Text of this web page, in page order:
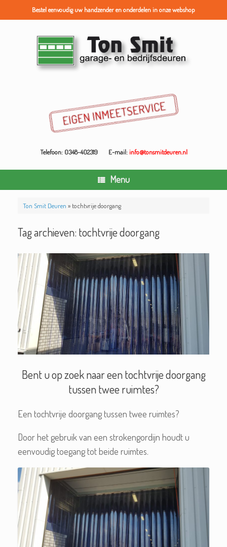
Bestel eenvoudig uw handzender en onderdelen in onze webshop
Telefoon: 0348-402319 E-mail:info@tonsmitdeuren.nl
Menu
Ton Smit Deuren » tochtvrije doorgang
Tag archieven: tochtvrije doorgang
Bent u op zoek naar een tochtvrije doorgang
tussen twee ruimtes?
Een tochtvrije doorgang tussen twee ruimtes?
Door het gebruik van een strokengordijn houdt u
eenvoudig toegang tot beide ruimtes.